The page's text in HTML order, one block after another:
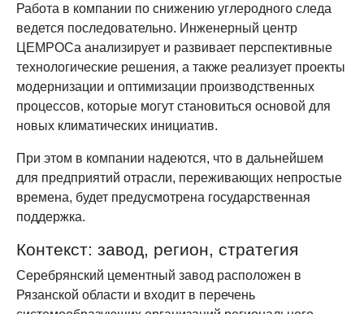
Работа в компании по снижению углеродного следа
ведется последовательно. Инженерный центр
ЦЕМРОСа анализирует и развивает перспективные
технологические решения, а также реализует проекты
модернизации и оптимизации производственных
процессов, которые могут становиться основой для
новых климатических инициатив.
При этом в компании надеются, что в дальнейшем
для предприятий отрасли, переживающих непростые
времена, будет предусмотрена государственная
поддержка.
Контекст: завод, регион, стратегия
Серебрянский цементный завод расположен в
Рязанской области и входит в перечень